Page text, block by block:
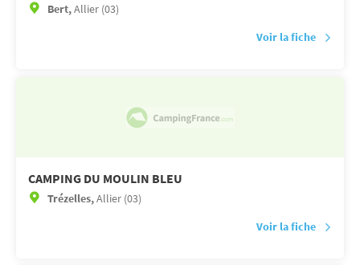
Bert,Allier (03)
Voir la fiche
CAMPING DU MOULIN BLEU
Trézelles,Allier (03)
Voir la fiche